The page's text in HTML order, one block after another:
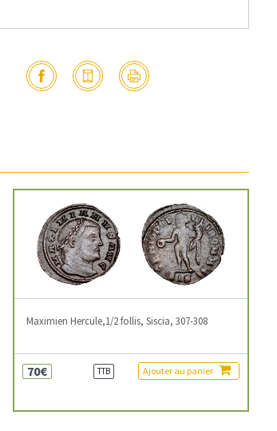
Maximien Hercule,1/2 follis, Siscia, 307-308
70€ TTB Ajouter au panier